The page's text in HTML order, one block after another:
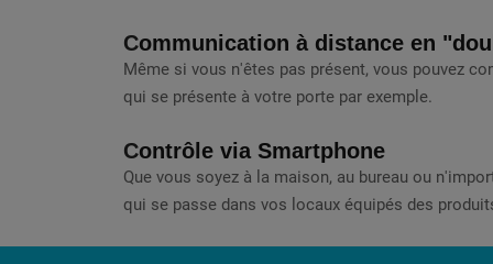
Communication à distance en
Même si vous n'êtes pas présent, vous pouvez
qui se présente à votre porte par exemple.
Contrôle via Smartphone
Que vous soyez à la maison, au bureau ou
qui se passe dans vos locaux équipés des